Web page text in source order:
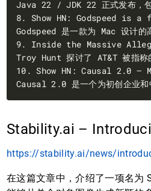
Stability.ai –
https://stability.ai/news/
在这篇文章中，介绍了一项名为